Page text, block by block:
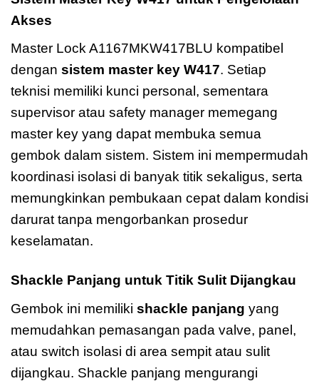
Akses
Master Lock A1167MKW417BLU kompatibel
dengan sistem master key W417. Setiap
teknisi memiliki kunci personal, sementara
supervisor atau safety manager memegang
master key yang dapat membuka semua
gembok dalam sistem. Sistem ini mempermudah
koordinasi isolasi di banyak titik sekaligus, serta
memungkinkan pembukaan cepat dalam kondisi
darurat tanpa mengorbankan prosedur
keselamatan.
Shackle Panjang untuk Titik Sulit Dijangkau
Gembok ini memiliki shackle panjang yang
memudahkan pemasangan pada valve, panel,
atau switch isolasi di area sempit atau sulit
dijangkau. Shackle panjang mengurangi